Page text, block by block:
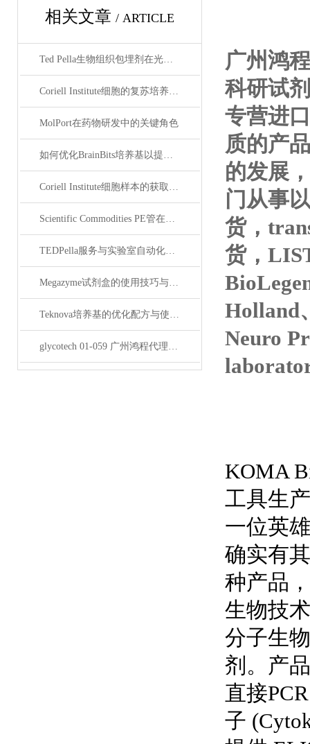
相关文章 / ARTICLE
Ted Pella生物组织包埋剂在光镜与电镜联用技术中的应用
Coriell Institute细胞的复苏培养与质量控制规范
MolPort在药物研发中的关键角色
如何优化BrainBits培养基以提高实验效果？
Coriell Institute细胞样本的获取与应用指南
Scientific Commodities PE管在环保实验中的作用
TEDPella服务与实验室自动化设备的整合
Megazyme试剂盒的使用技巧与实验优化方法
Teknova培养基的优化配方与使用技巧
glycotech 01-059 广州鸿程代理：开启糖生物学研究新征程
广州鸿
科研试
专营进
质的产
的发展
门从事
货，
货，
Holland
Neuro
KOMA
工具生
一位英
确实有
种产品
生物技
分子生
剂。产
直接
子